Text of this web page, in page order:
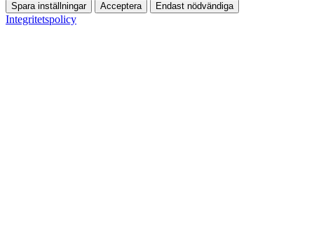
Spara inställningar Acceptera Endast nödvändiga
Integritetspolicy